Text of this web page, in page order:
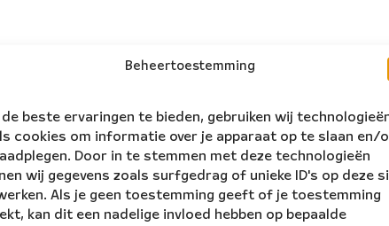
Beheertoestemming
de beste ervaringen te bieden, gebruiken wij
cookies om informatie over je apparaat op te slaan en/
Door in te stemmen met deze technologieën
wij gegevens zoals surfgedrag of unieke ID's op deze
Als je geen toestemming geeft of je toestemming
kan dit een nadelige invloed hebben op bepaalde